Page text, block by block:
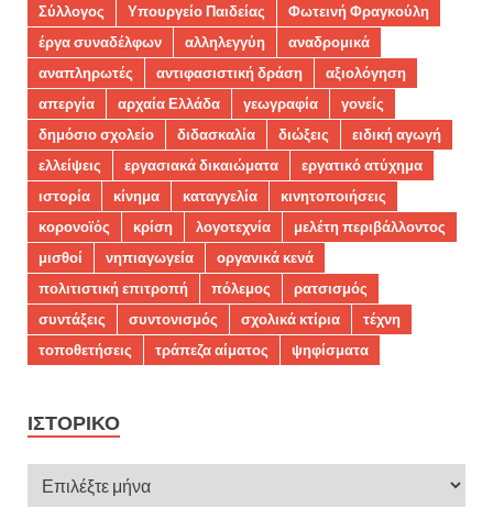
Σύλλογος
Υπουργείο Παιδείας
Φωτεινή Φραγκούλη
έργα συναδέλφων
αλληλεγγύη
αναδρομικά
αναπληρωτές
αντιφασιστική δράση
αξιολόγηση
απεργία
αρχαία Ελλάδα γεωγραφία
γονείς
δημόσιο σχολείο
διδασκαλία διώξεις
ειδική αγωγή
ελλείψεις
εργασιακά δικαιώματα
εργατικό ατύχημα
ιστορία
κίνημα καταγγελία
κινητοποιήσεις
κορονοϊός
κρίση λογοτεχνία
μελέτη περιβάλλοντος
μισθοί
νηπιαγωγεία
οργανικά κενά
πολιτιστική επιτροπή
πόλεμος
ρατσισμός
συντάξεις
συντονισμός σχολικά κτίρια
τέχνη
τοποθετήσεις
τράπεζα αίματος ψηφίσματα
ΙΣΤΟΡΙΚΌ